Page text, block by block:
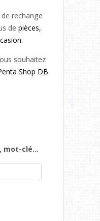
rechange
de pièces,
.
souhaitez
Shop DB
mot-clé...